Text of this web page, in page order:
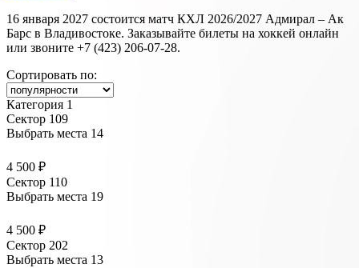
16 января 2027 состоится матч КХЛ 2026/2027 Адмирал – Ак
Барс в Владивостоке. Заказывайте билеты на хоккей онлайн
или звоните +7 (423) 206-07-28.
Сортировать по:
Категория 1
Сектор 109
Выбрать места 14
4 500 ₽
Сектор 110
Выбрать места 19
4 500 ₽
Сектор 202
Выбрать места 13